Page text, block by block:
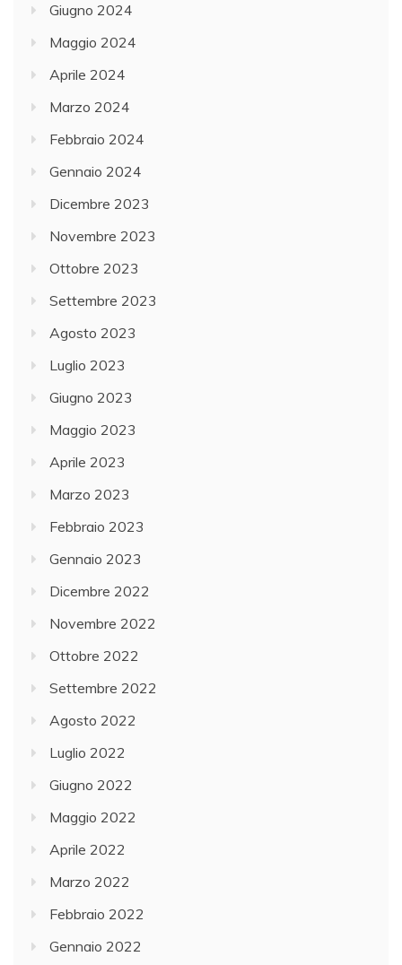
Giugno 2024
Maggio 2024
Aprile 2024
Marzo 2024
Febbraio 2024
Gennaio 2024
Dicembre 2023
Novembre 2023
Ottobre 2023
Settembre 2023
Agosto 2023
Luglio 2023
Giugno 2023
Maggio 2023
Aprile 2023
Marzo 2023
Febbraio 2023
Gennaio 2023
Dicembre 2022
Novembre 2022
Ottobre 2022
Settembre 2022
Agosto 2022
Luglio 2022
Giugno 2022
Maggio 2022
Aprile 2022
Marzo 2022
Febbraio 2022
Gennaio 2022